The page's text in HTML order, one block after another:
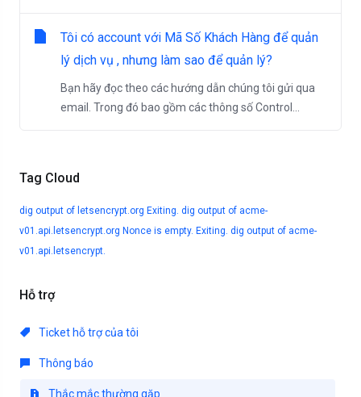
Tag Cloud
dig output of letsencrypt.org Exiting. dig output of acme-
v01.api.letsencrypt.org Nonce is empty. Exiting. dig output of acme-
v01.api.letsencrypt.
Hỗ trợ
Ticket hỗ trợ của tôi
Thông báo
Thắc mắc thường gặp
Tôi có account với Mã Số Khách Hàng để quản
lý dịch vụ , nhưng làm sao để quản lý?
Bạn hãy đọc theo các hướng dẫn chúng tôi gửi qua
email. Trong đó bao gồm các thông số Control...